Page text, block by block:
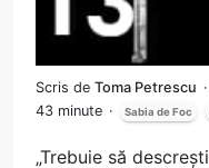
Scris de Toma Petrescu
43 minute
Sabia de Foc
„Trebuie să